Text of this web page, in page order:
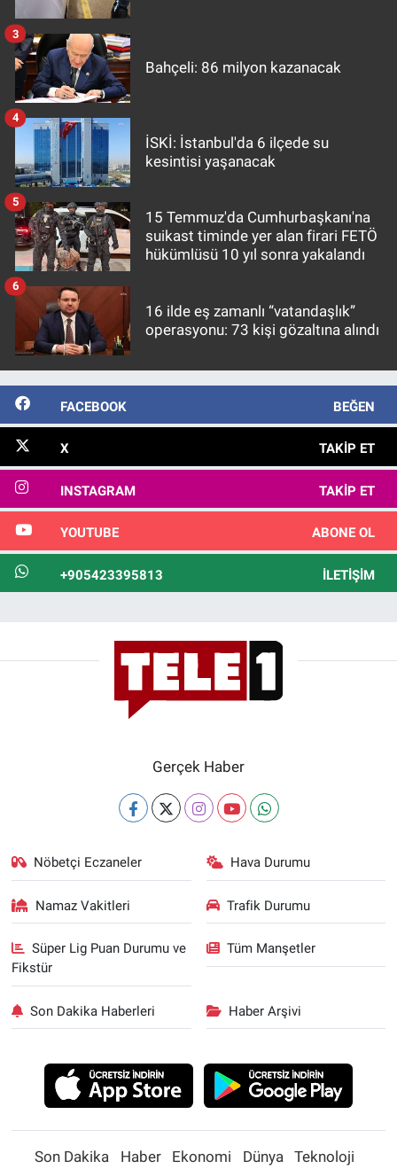
Bahçeli: 86 milyon kazanacak
3
İSKİ: İstanbul'da 6 ilçede su
kesintisi yaşanacak
4
15 Temmuz'da Cumhurbaşkanı'na
suikast timinde yer alan firari FETÖ
hükümlüsü 10 yıl sonra yakalandı
5
16 ilde eş zamanlı “vatandaşlık”
operasyonu: 73 kişi gözaltına alındı
6
FACEBOOK BEĞEN
X TAKIP ET
INSTAGRAM TAKIP ET
YOUTUBE ABONE OL
+905423395813 İLETIŞIM
Gerçek Haber
Nöbetçi Eczaneler Hava Durumu
Namaz Vakitleri Trafik Durumu
Süper Lig Puan Durumu ve
Fikstür
Tüm Manşetler
Son Dakika Haberleri Haber Arşivi
Son Dakika Haber Ekonomi Dünya Teknoloji